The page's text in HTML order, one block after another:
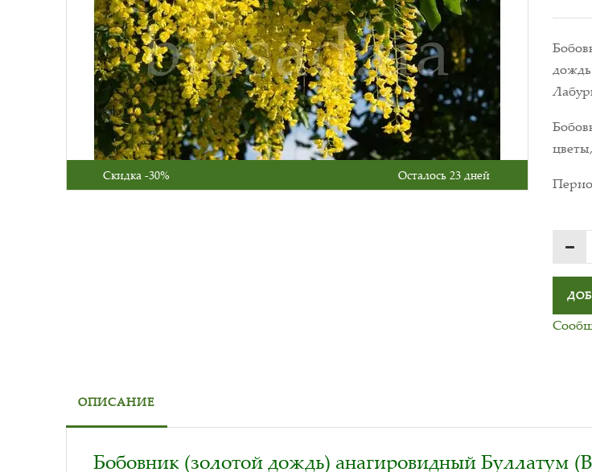
Скидка -30% Осталось 23 дней
дождь
ОПИСАНИЕ
Бобовник (золотой дождь) анагировидный Буллатум